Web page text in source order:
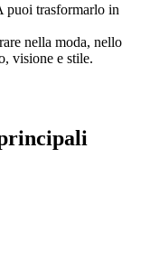
puoi trasformarlo in
nella moda, nello
visione e stile.